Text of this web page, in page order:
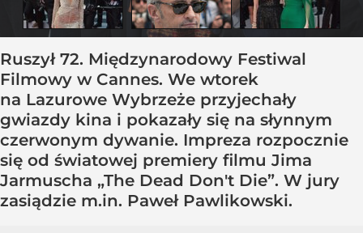
Ruszył 72. Międzynarodowy Festiwal
Filmowy w Cannes. We wtorek
na Lazurowe Wybrzeże przyjechały
gwiazdy kina i pokazały się na słynnym
czerwonym dywanie. Impreza rozpocznie
się od światowej premiery filmu Jima
Jarmuscha „The Dead Don't Die”. W jury
zasiądzie m.in. Paweł Pawlikowski.